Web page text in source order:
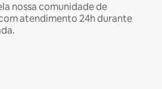
nossa comunidade de
atendimento 24h durante